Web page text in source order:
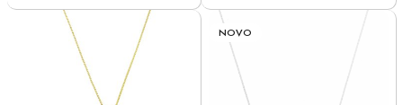
NOVO